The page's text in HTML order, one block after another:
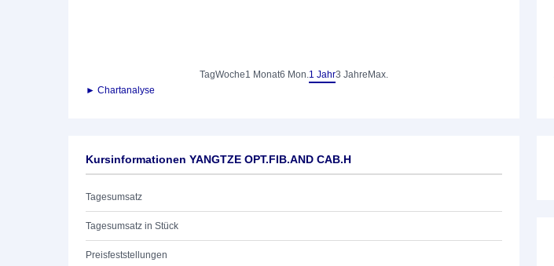
TagWoche1 Monat6 Mon.1 Jahr3 Jahre Max.
► Chartanalyse
Kursinformationen YANGTZE OPT.FIB.AND CAB.H
Tagesumsatz
Tagesumsatz in Stück
Preisfeststellungen